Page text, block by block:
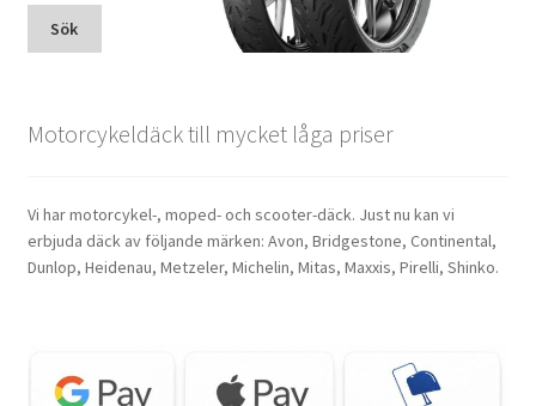
Sök
Motorcykeldäck till mycket låga priser
Vi har motorcykel-, moped- och scooter-däck. Just nu kan vi
erbjuda däck av följande märken: Avon, Bridgestone, Continental,
Dunlop, Heidenau, Metzeler, Michelin, Mitas, Maxxis, Pirelli, Shinko.